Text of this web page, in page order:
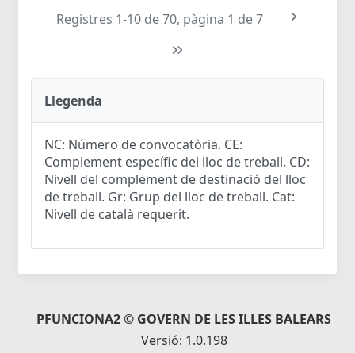
Registres 1-10 de 70, pàgina 1 de 7
Llegenda
NC: Número de convocatòria. CE:
Complement específic del lloc de treball. CD:
Nivell del complement de destinació del lloc
de treball. Gr: Grup del lloc de treball. Cat:
Nivell de català requerit.
PFUNCIONA2 © GOVERN DE LES ILLES BALEARS
Versió: 1.0.198